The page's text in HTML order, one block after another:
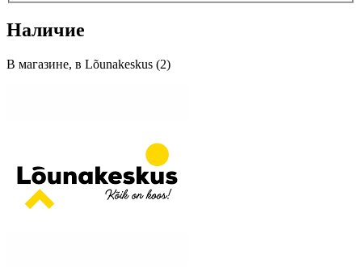
Наличие
В магазине, в Lõunakeskus (2)